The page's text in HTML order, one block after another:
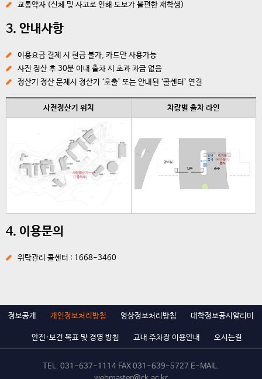
교통약자 (신체 및 사고로 인해 도보가 불편한 재학생)
3. 안내사항
이용요금 결제 시 현금 불가, 카드만 사용가능
사전 정산 후 30분 이내 출차 시 초과 과금 없음
정산기 정산 문제시 정산기 ‘호출’ 또는 안내된 ‘콜센터’ 연결
사전정산기 위치 차량별 출차 라인
4. 이용문의
위탁관리 콜센터 : 1668-3460
정보공개 개인정보처리방침 영상정보처리방침 대학정보공시알리미
안전·보건 목표 및 경영 방침 교내 주차장 이용안내 오시는길
TEL. 031-637-1114 FAX 031-639-5727 E-MAIL.